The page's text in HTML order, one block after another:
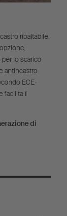
ribaltabile,
lo scarico
antincastro
ECE-
facilita il
di